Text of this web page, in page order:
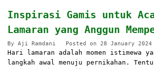
Inspirasi Gamis untuk
Lamaran yang Anggun
By Aji Ramdani Posted on 28 January 2024
Hari lamaran adalah momen istimewa
langkah awal menuju pernikahan.